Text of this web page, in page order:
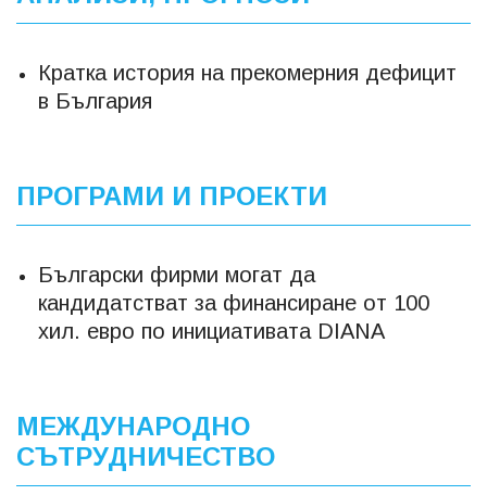
Кратка история на прекомерния дефицит
в България
ПРОГРАМИ И ПРОЕКТИ
Български фирми могат да
кандидатстват за финансиране от 100
хил. евро по инициативата DIANA
МЕЖДУНАРОДНО
СЪТРУДНИЧЕСТВО